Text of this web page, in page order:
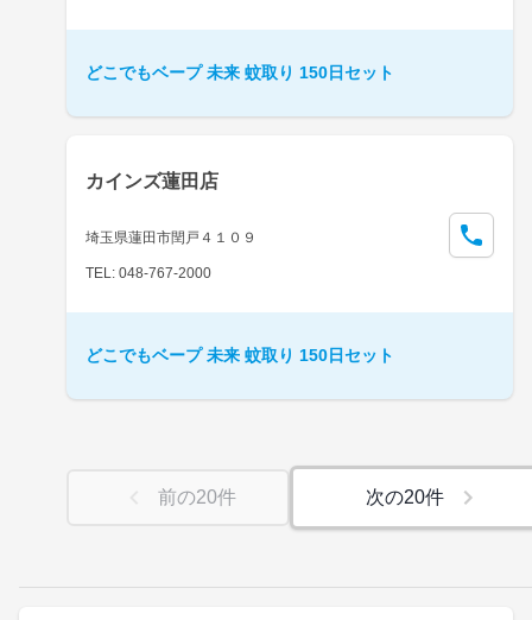
どこでもベープ 未来 蚊取り 150日セット
カインズ蓮田店
埼玉県蓮田市閏戸４１０９
TEL: 048-767-2000
どこでもベープ 未来 蚊取り 150日セット
前の20件 次の20件